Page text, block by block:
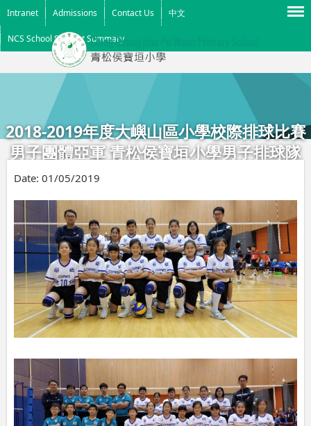
Intranet Admissions Contact Us 中文
NCS School Support Summary
2018-2019年度大嶼山區小學校際排球比賽
男子團體亞軍 青松侯寶垣小學男子排球隊
女子團體季軍 青松侯寶垣小學女子排球隊
Menu
Date: 01/05/2019